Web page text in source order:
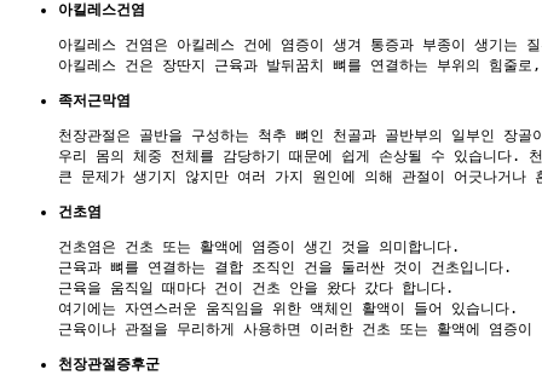
아킬레스건염
아킬레스 건염은 아킬레스 건에 염증이 생겨 통증과 부종이 생기는
족저근막염
천장관절은 골반을 구성하는 척추 뼈인 천골과 골반부의 일부인 장
우리 몸의 체중 전체를 감당하기 때문에 쉽게 손상될 수 있습니다.
건초염
건초염은 건초 또는 활액에 염증이 생긴 것을 의미합니다.
근육과 뼈를 연결하는 결합 조직인 건을 둘러싼 것이 건초입니다.
근육을 움직일 때마다 건이 건초 안을 왔다 갔다 합니다.
여기에는 자연스러운 움직임을 위한 액체인 활액이 들어 있습니다.
천장관절증후군